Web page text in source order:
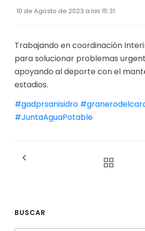
Obras y proyectos
10 de Agosto de 2023 a las 15:31
Trabajando en coordinación
para solucionar problemas
apoyando al deporte con el
estadios.
#gadprsanisidro
#JuntaAguaPotable
BUSCAR